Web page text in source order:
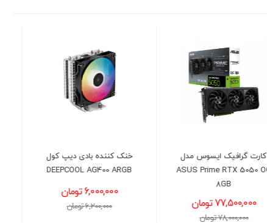
خنک کننده بادی دیپ کول
DEEPCOOL AG400 ARGB
6,000,000 تومان
6,200,000 تومان
مانیتور 24 اینچ ال جی مدل
LG 24U411A-B
22,000,000 تومان
23,000,000 تومان